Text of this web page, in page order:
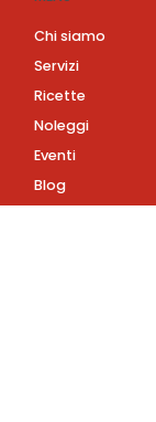
Chi siamo
Servizi
Ricette
Noleggi
Eventi
Blog